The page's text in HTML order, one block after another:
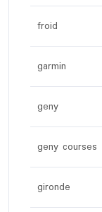
froid
garmin
geny
geny courses
gironde